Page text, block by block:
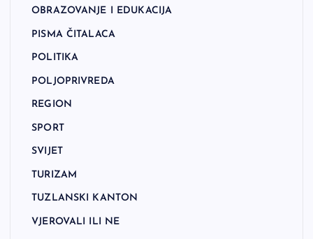
OBRAZOVANJE I EDUKACIJA
PISMA ČITALACA
POLITIKA
POLJOPRIVREDA
REGION
SPORT
SVIJET
TURIZAM
TUZLANSKI KANTON
VJEROVALI ILI NE